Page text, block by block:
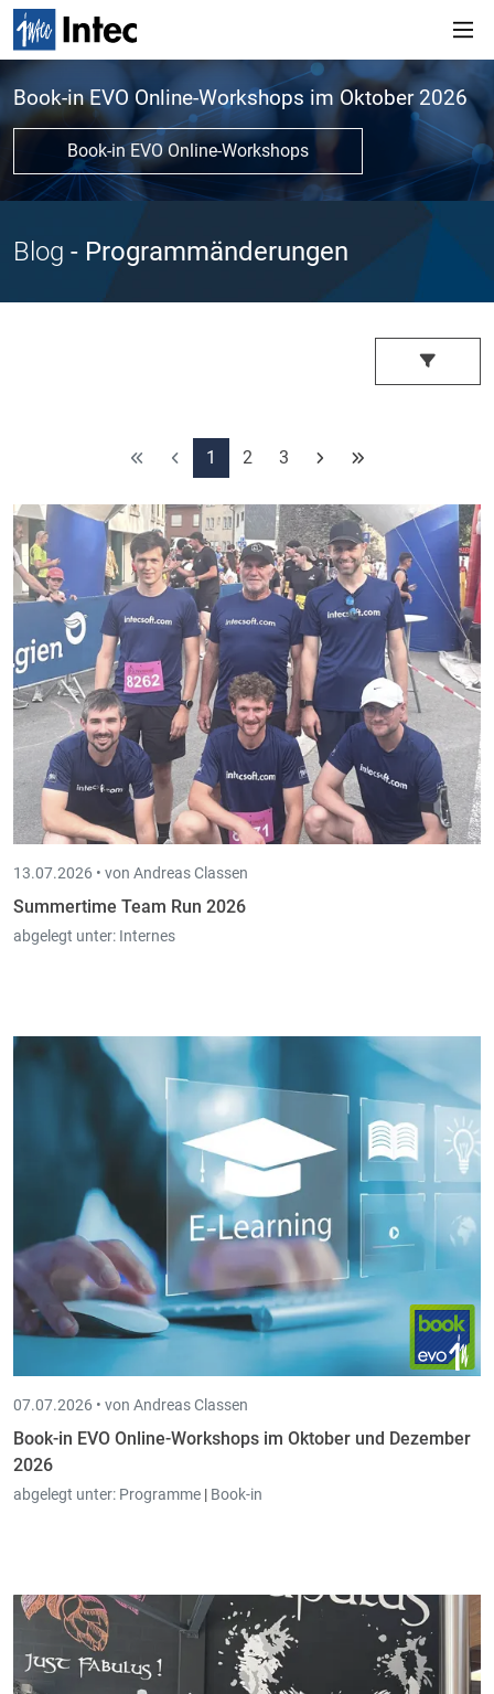
Book-in EVO Online-Workshops im Oktober 2026
Book-in EVO Online-Workshops
Blog - Programmänderungen
1 2 3
13.07.2026 • von Andreas Classen
Summertime Team Run 2026
abgelegt unter: Internes
07.07.2026 • von Andreas Classen
Book-in EVO Online-Workshops im Oktober und Dezember
2026
abgelegt unter: Programme | Book-in